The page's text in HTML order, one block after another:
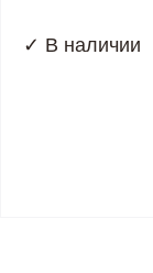
✓ В наличии